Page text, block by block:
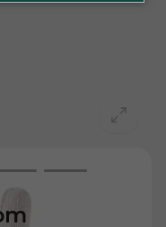
larger image